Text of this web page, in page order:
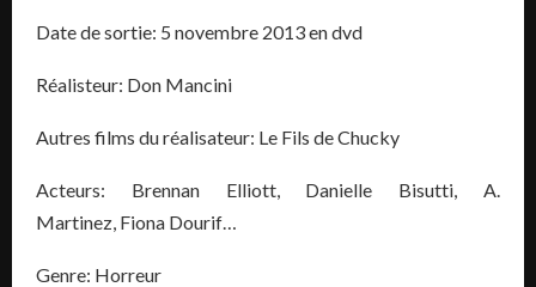
Date de sortie: 5 novembre 2013 en dvd
Réalisteur: Don Mancini
Autres films du réalisateur: Le Fils de Chucky
Acteurs: Brennan Elliott, Danielle Bisutti, A.
Martinez, Fiona Dourif…
Genre: Horreur